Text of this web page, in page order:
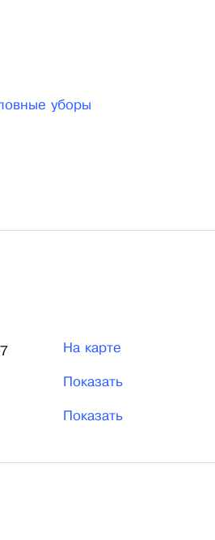
уборы
На карте
Показать
Показать